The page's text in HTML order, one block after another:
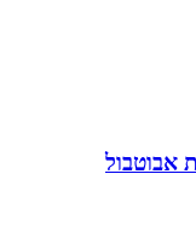
אבוטבול